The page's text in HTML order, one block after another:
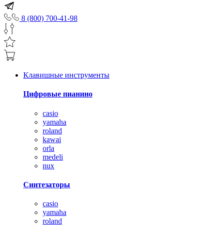
8 (800) 700-41-98
Клавишные инструменты
Цифровые пианино
casio
yamaha
roland
kawai
orla
medeli
nux
Синтезаторы
casio
yamaha
roland